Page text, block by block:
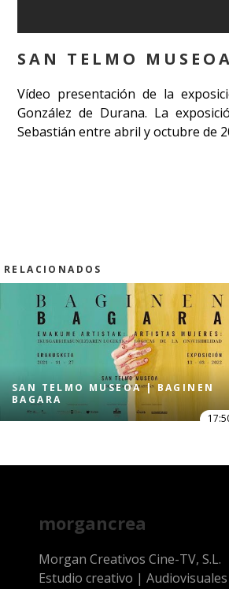
SAN TELMO
Vídeo presentación de la
González de Durana. La
Sebastián entre abril y octubre de
RELACIONADOS
SAN TELMO MUSEOA | BAGINEN
BAGARA
morgancrea
Morgan Creativos Cine-TV, S.L.
Estudio creativo | Audiovisuales